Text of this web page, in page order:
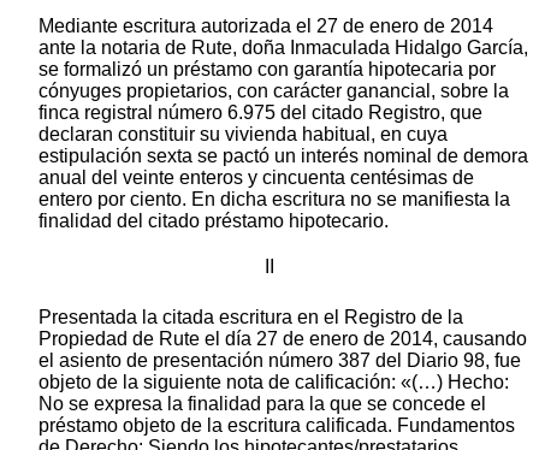
Mediante escritura autorizada el 27 de enero de 2014
ante la notaria de Rute, doña Inmaculada Hidalgo García,
se formalizó un préstamo con garantía hipotecaria por
cónyuges propietarios, con carácter ganancial, sobre la
finca registral número 6.975 del citado Registro, que
declaran constituir su vivienda habitual, en cuya
estipulación sexta se pactó un interés nominal de demora
anual del veinte enteros y cincuenta centésimas de
entero por ciento. En dicha escritura no se manifiesta la
finalidad del citado préstamo hipotecario.
Presentada la citada escritura en el Registro de la
Propiedad de Rute el día 27 de enero de 2014, causando
el asiento de presentación número 387 del Diario 98, fue
objeto de la siguiente nota de calificación: «(…) Hecho:
No se expresa la finalidad para la que se concede el
préstamo objeto de la escritura calificada. Fundamentos